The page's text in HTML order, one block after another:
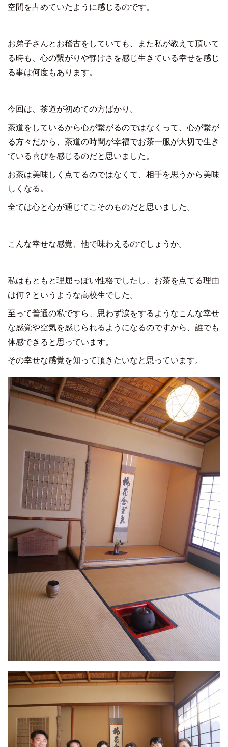
空間を占めていたように感じるのです。
お弟子さんとお稽古をしていても、また私が教えて頂いて
る時も、心の繋がりや静けさを感じ生きている幸せを感じ
る事は何度もあります。
今回は、茶道が初めての方ばかり。
茶道をしているから心が繋がるのではなくって、心が繋が
る方々だから、茶道の時間が幸福でお茶一服が大切で生き
ている喜びを感じるのだと思いました。
お茶は美味しく点てるのではなくて、相手を思うから美味
しくなる。
全ては心と心が通じてこそのものだと思いました。
こんな幸せな感覚、他で味わえるのでしょうか。
私はもともと理屈っぽい性格でしたし、お茶を点てる理由
は何？というような高校生でした。
至って普通の私ですら、思わず涙をするようなこんな幸せ
な感覚や空気を感じられるようになるのですから、誰でも
体感できると思っています。
その幸せな感覚を知って頂きたいなと思っています。